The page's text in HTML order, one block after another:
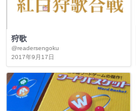
狩歌
@readersengoku
2017年9月17日